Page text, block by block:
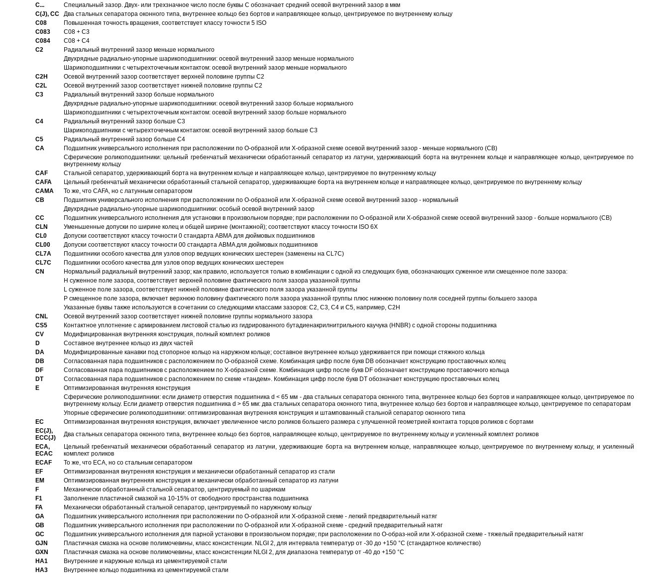
C...
Специальный зазор. Двух- или трехзначное число после буквы С обозначает средний осевой внутренний зазор в мкм
C(J), CC
Два стальных сепаратора оконного типа, внутреннее кольцо без бортов и направляющее кольцо, центрируемое по внутреннему кольцу
C08
Повышенная точность вращения, соответствует классу точности 5 ISO
C083
C08 + C3
C084
C08 + C4
C2
Pадиальный внутренний зазор меньше нормального
Двухрядные радиально-упорные шарикоподшипники: осевой внутренний зазор меньше нормального
Шарикоподшипники с четырехточечным контактом: осевой внутренний зазор меньше нормального
C2H
Осевой внутренний зазор соответствует верхней половине группы C2
C2L
Осевой внутренний зазор соответствует нижней половине группы C2
C3
Pадиальный внутренний зазор больше нормального
Двухрядные радиально-упорные шарикоподшипники: осевой внутренний зазор больше нормального
Шарикоподшипники с четырехточечным контактом: осевой внутренний зазор больше нормального
C4
Pадиальный внутренний зазор больше C3
Шарикоподшипники с четырехточечным контактом: осевой внутренний зазор больше C3
C5
Pадиальный внутренний зазор больше C4
CA
Подшипник универсального исполнения при расположении по О-образной или Х-образной схеме осевой внутренний зазор - меньше нормального (CB)
Сферические роликоподшипники: цельный гребенчатый механически обработанный сепаратор из латуни, удерживающий борта на внутреннем кольце и направляющее кольцо, центрируемое по
внутреннему кольцу
CAF
Стальной сепаратор, удерживающий борта на внутреннем кольце и направляющее кольцо, центрируемое по внутреннему кольцу
CAFA
Цельный гребенчатый механически обработанный стальной сепаратор, удерживающие борта на внутреннем кольце и направляющее кольцо, центрируемое по внутреннему кольцу
CAMA
То же, что CAFA, но с латунным сепаратором
CB
Подшипник универсального исполнения при расположении по О-образной или Х-образной схеме осевой внутренний зазор - нормальный
Двухрядные радиально-упорные шарикоподшипники: особый осевой внутренний зазор
CC
Подшипник универсального исполнения для установки в произвольном порядке; при расположении по О-образной или Х-образной схеме осевой внутренний зазор - больше нормального (CB)
CLN
Уменьшенные допуски по ширине колец и общей ширине (монтажной); соответствуют классу точности ISO 6X
CL0
Допуски соответствуют классу точности 0 стандарта АВМА для дюймовых подшипников
CL00
Допуски соответствуют классу точности 00 стандарта ABMA для дюймовых подшипников
CL7A
Подшипники особого качества для узлов опор ведущих конических шестерен (заменены на CL7C)
CL7C
Подшипники особого качества для узлов опор ведущих конических шестерен
CN
Hормальный радиальный внутренний зазор; как правило, используется только в комбинации с одной из следующих букв, обозначающих суженное или смещенное поле зазора:
H суженное поле зазора, соответствует верхней половине фактического поля зазора указанной группы
L суженное поле зазора, соответствует нижней половине фактического поля зазора указанной группы
P смещенное поле зазора, включает верхнюю половину фактического поля зазора указанной группы плюс нижнюю половину поля соседней группы большего зазора
Указанные буквы также используются в сочетании со следующими классами зазоров: С2, C3, С4 и С5, например, С2Н
CNL
Осевой внутренний зазор соответствует нижней половине группы нормального зазора
CS5
Контактное уплотнение с армированием листовой сталью из гидрированного бутадиенакрилнитрильного каучука (HNBR) с одной стороны подшипника
CV
Модифицированная внутренняя конструкция, полный комплект роликов
D
Составное внутреннее кольцо из двух частей
DA
Модифицированные канавки под стопорное кольцо на наружном кольце; составное внутреннее кольцо удерживается при помощи стяжного кольца
DB
Согласованная пара подшипников с расположением по О-образной схеме. Комбинация цифр после букв DB обозначает конструкцию проставочных колец
DF
Согласованная пара подшипников с расположением по Х-образной схеме. Комбинация цифр после букв DF обозначает конструкцию проставочного кольца
DT
Согласованная пара подшипников с расположением по схеме «тандем». Комбинация цифр после букв DT обозначает конструкцию проставочных колец
E
Оптимизированная внутренняя конструкция
Сферические роликоподшипники: если диаметр отверстия подшипника d < 65 мм - два стальных сепаратора оконного типа, внутреннее кольцо без бортов и направляющее кольцо, центрируемое по
внутреннему кольцу. Если диаметр отверстия подшипника d > 65 мм: два стальных сепаратора оконного типа, внутреннее кольцо без бортов и направляющее кольцо, центрируемое по сепараторам
Упорные сферические роликоподшипники: оптимизированная внутренняя конструкция и штампованный стальной сепаратор оконного типа
EC
Oптимизированная внутренняя конструкция, включает увеличенное число роликов большего размера с улучшенной геометрией контакта торцов роликов с бортами
EC(J),
ECC(J)
Два стальных сепаратора оконного типа, внутреннее кольцо без бортов, направляющее кольцо, центрируемое по внутреннему кольцу и усиленный комплект роликов
ECA,
ECAC
Цельный гребенчатый механически обработанный сепаратор из латуни, удерживающие борта на внутреннем кольце, направляющее кольцо, центрируемое по внутреннему кольцу, и усиленный
комплект роликов
ECAF
То же, что ECA, но со стальным сепаратором
EF
Оптимизированная внутренняя конструкция и механически обработанный сепаратор из стали
EM
Оптимизированная внутренняя конструкция и механически обработанный сепаратор из латуни
F
Механически обработанный стальной сепаратор, центрируемый по шарикам
F1
Заполнение пластичной смазкой на 10-15% от свободного пространства подшипника
FA
Механически обработанный стальной сепаратор, центрируемый по наружному кольцу
GA
Подшипник универсального исполнения при расположении по О-образной или Х-образной схеме - легкий предварительный натяг
GB
Подшипник универсального исполнения при расположении по О-образной или Х-образной схеме - средний предварительный натяг
GC
Подшипник универсального исполнения для парной установки в произвольном порядке; при расположении по О-образ-ной или Х-образной схеме - тяжелый предварительный натяг
GJN
Пластичная смазка на основе полимочевины, класс консистенции. NLGI 2, для интервала температур от -30 до +150 °C (стандартное количество)
GXN
Пластичная смазка на основе полимочевины, класс консистенции NLGI 2, для диапазона температур от -40 до +150 °C
HA1
Внутренние и наружные кольца из цементируемой стали
HA3
Bнутреннее кольцо подшипника из цементируемой стали